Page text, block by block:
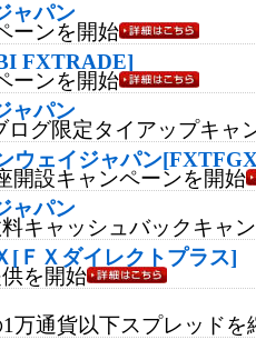
ャパン
ーンを開始
FXTRADE]
ーンを開始
ャパン
ログ限定タイアップキャ
ウェイジャパン
開設キャンペーンを開始
ャパン
キャッシュバックキャ
[ＦＸダイレクトプラス]
を開始
万通貨以下スプレッドを